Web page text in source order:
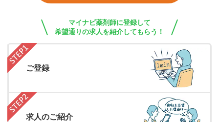
マイナビ薬剤師に登録して
希望通りの求人を紹介してもらう！
ご登録
求人のご紹介